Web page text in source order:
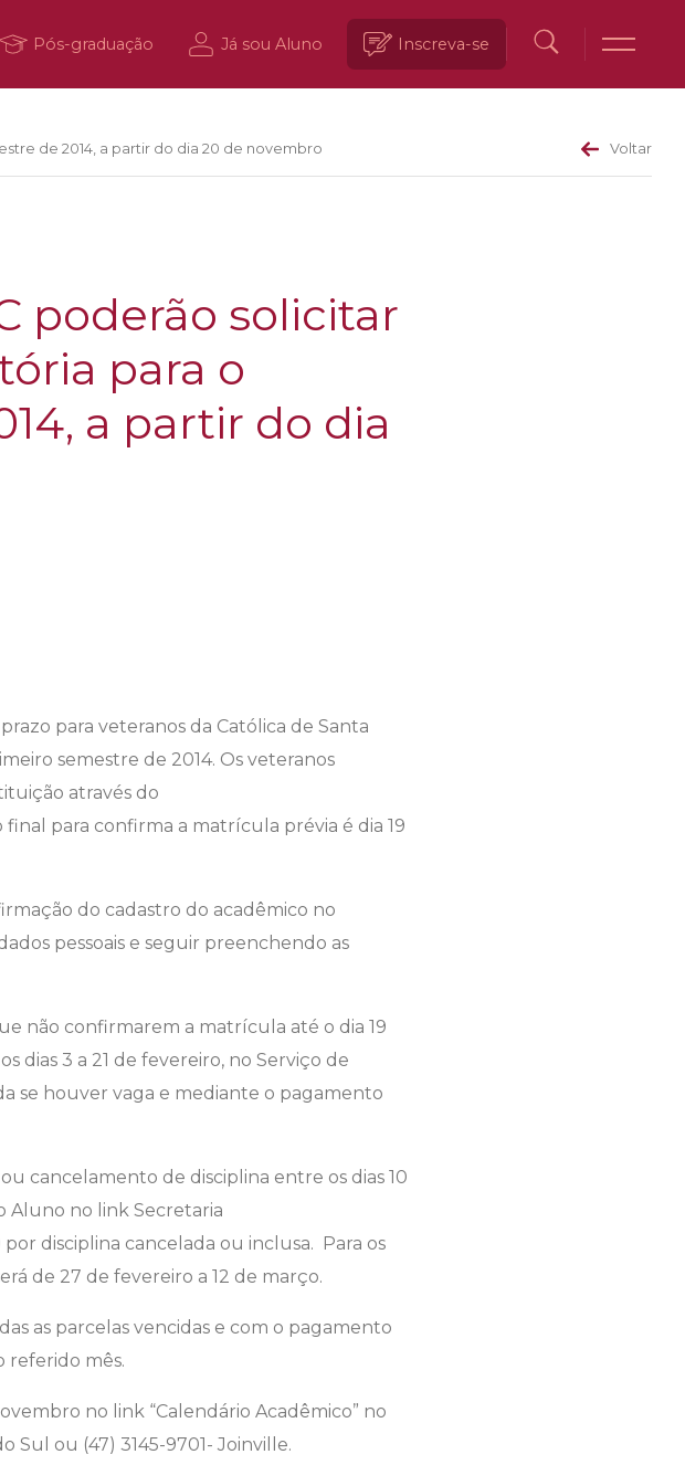
Pós-graduação Já sou Aluno Inscreva-se
de 2014, a partir do dia 20 de novembro Voltar
poderão solicitar
para o
a partir do dia
para veteranos da Católica de Santa
semestre de 2014. Os veteranos
através do
final para confirma a matrícula prévia é dia 19
do cadastro do acadêmico no
pessoais e seguir preenchendo as
não confirmarem a matrícula até o dia 19
dias 3 a 21 de fevereiro, no Serviço de
se houver vaga e mediante o pagamento
cancelamento de disciplina entre os dias 10
Aluno no link Secretaria
disciplina cancelada ou inclusa. Para os
de 27 de fevereiro a 12 de março.
as parcelas vencidas e com o pagamento
referido mês.
no link “Calendário Acadêmico” no
Sul ou (47) 3145-9701- Joinville.